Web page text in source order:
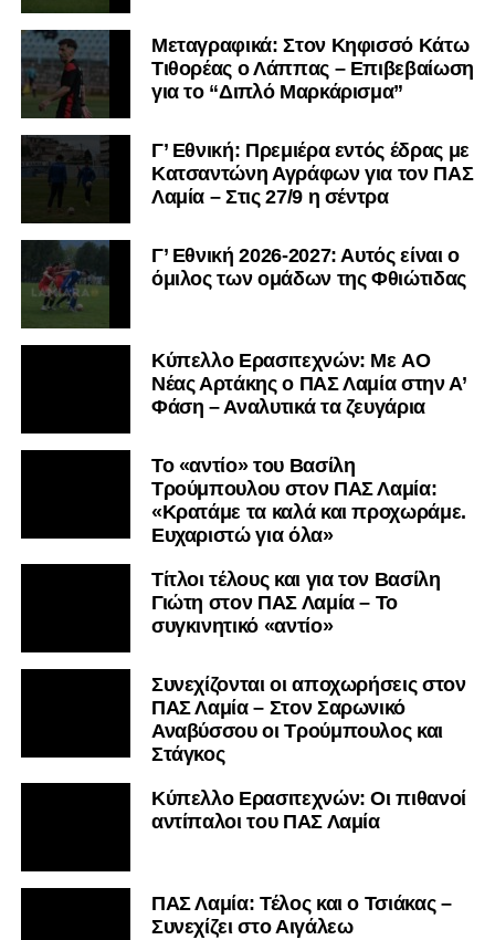
Μεταγραφικά: Στον Κηφισσό Κάτω
Τιθορέας ο Λάππας – Επιβεβαίωση
για το “Διπλό Μαρκάρισμα”
Γ’ Εθνική: Πρεμιέρα εντός έδρας με
Κατσαντώνη Αγράφων για τον ΠΑΣ
Λαμία – Στις 27/9 η σέντρα
Γ’ Εθνική 2026-2027: Αυτός είναι ο
όμιλος των ομάδων της Φθιώτιδας
Kύπελλο Ερασιτεχνών: Με AO
Nέας Αρτάκης ο ΠΑΣ Λαμία στην Α’
Φάση – Αναλυτικά τα ζευγάρια
Το «αντίο» του Βασίλη
Τρούμπουλου στον ΠΑΣ Λαμία:
«Κρατάμε τα καλά και προχωράμε.
Ευχαριστώ για όλα»
Τίτλοι τέλους και για τον Βασίλη
Γιώτη στον ΠΑΣ Λαμία – Το
συγκινητικό «αντίο»
Συνεχίζονται οι αποχωρήσεις στον
ΠΑΣ Λαμία – Στον Σαρωνικό
Αναβύσσου οι Τρούμπουλος και
Στάγκος
Κύπελλο Ερασιτεχνών: Οι πιθανοί
αντίπαλοι του ΠΑΣ Λαμία
ΠΑΣ Λαμία: Τέλος και ο Τσιάκας –
Συνεχίζει στο Αιγάλεω